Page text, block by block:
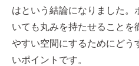
はという結論になりました。
いても丸みを持たせることを
やすい空間にするためにどう
いポイントです。